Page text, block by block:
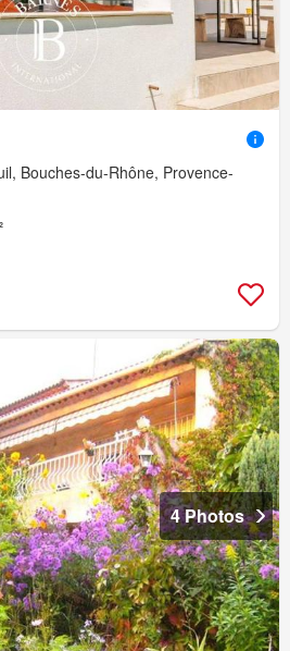
Bouches-du-Rhône, Provence-
4 Photos